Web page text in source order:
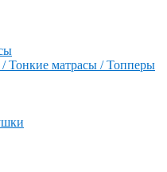
Тонкие матрасы / Топперы